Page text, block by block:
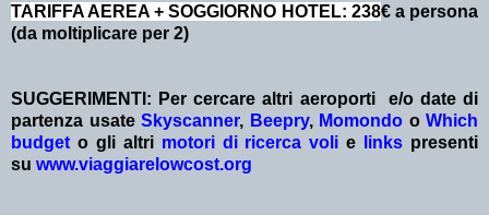
TARIFFA AEREA + SOGGIORNO HOTEL: 238€ a persona
(da moltiplicare per 2)
SUGGERIMENTI: Per cercare altri aeroporti e/o date di
partenza usate Skyscanner, Beepry, Momondo o Which
budget o gli altri motori di ricerca voli e links presenti
su www.viaggiarelowcost.org